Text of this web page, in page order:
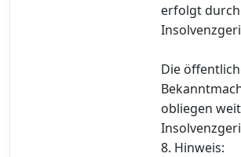
erfolgt
Die
obliegen
8. Hinweis: